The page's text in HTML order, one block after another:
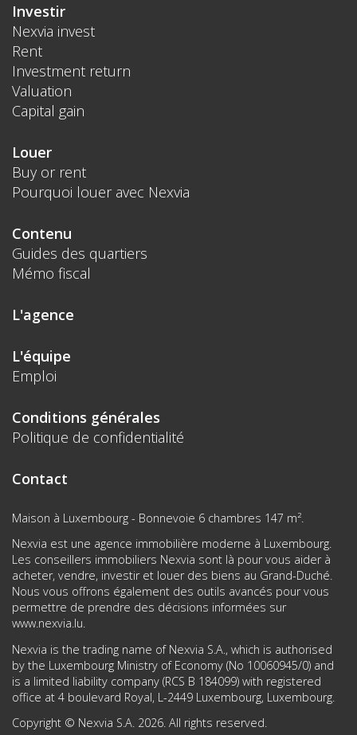
Investir
Nexvia invest
Rent
Investment return
Valuation
Capital gain
Louer
Buy or rent
Pourquoi louer avec Nexvia
Contenu
Guides des quartiers
Mémo fiscal
L'agence
L'équipe
Emploi
Conditions générales
Politique de confidentialité
Contact
Maison à Luxembourg - Bonnevoie 6 chambres 147 m².
Nexvia est une agence immobilière moderne à Luxembourg.
Les conseillers immobiliers Nexvia sont là pour vous aider à
acheter, vendre, investir et louer des biens au Grand-Duché.
Nous vous offrons également des outils avancés pour vous
permettre de prendre des décisions informées sur
www.nexvia.lu.
Nexvia is the trading name of Nexvia S.A., which is authorised
by the Luxembourg Ministry of Economy (No 10060945/0) and
is a limited liability company (RCS B 184099) with registered
office at 4 boulevard Royal, L-2449 Luxembourg, Luxembourg.
Copyright © Nexvia S.A. 2026. All rights reserved.